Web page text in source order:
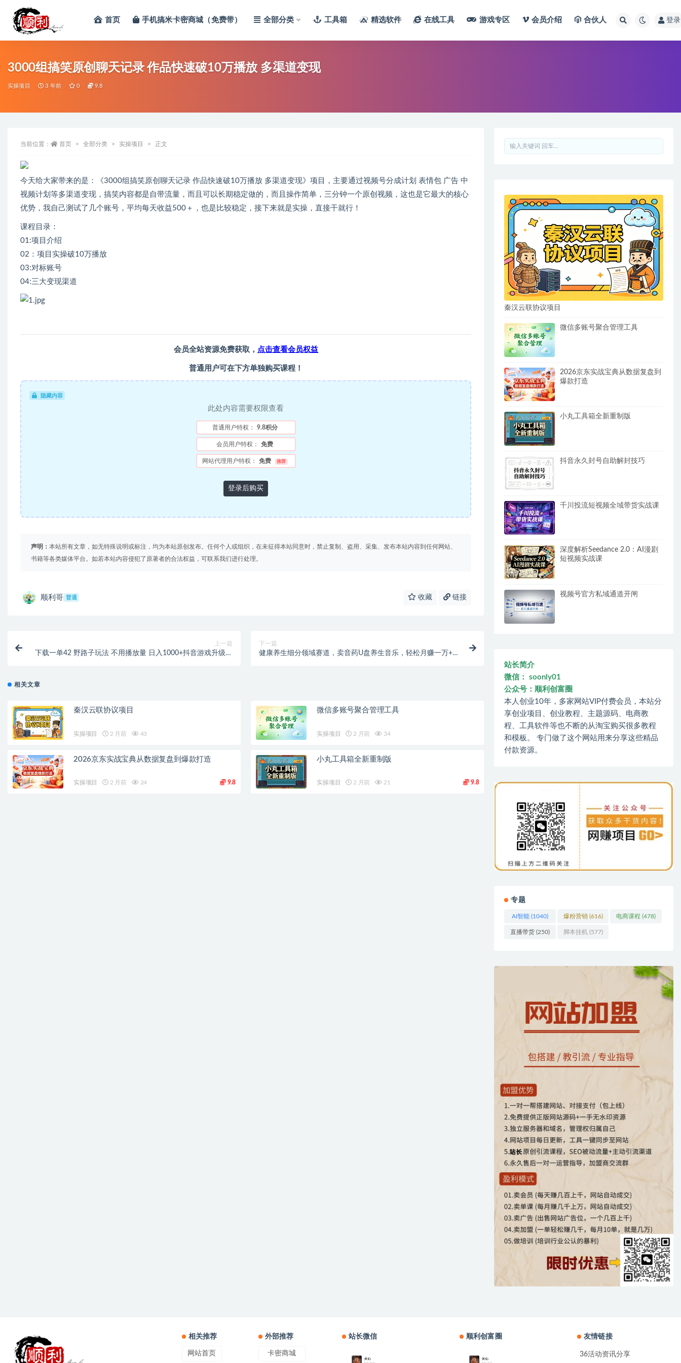
首页 手机搞米卡密商城（免费带） 全部分类 工具箱 精选软件 在线工具 游戏专区 会员介绍 合伙人 登录
3000组搞笑原创聊天记录 作品快速破10万播放 多渠道变现
实操项目 3 年前 0 9.8
当前位置： 首页 全部分类 实操项目 正文
今天给大家带来的是：《3000组搞笑原创聊天记录 作品快速破10万播放 多渠道变现》项目，主要通过视频号分成计划 表情包 广告 中
视频计划等多渠道变现，搞笑内容都是自带流量，而且可以长期稳定做的，而且操作简单，三分钟一个原创视频，这也是它最大的核心
优势，我自己测试了几个账号，平均每天收益500＋，也是比较稳定，接下来就是实操，直接干就行！
课程目录：
01:项目介绍
02：项目实操破10万播放
03:对标账号
04:三大变现渠道
会员全站资源免费获取， 点击查看会员权益
普通用户可在下方单独购买课程！
隐藏内容
此处内容需要权限查看
普通用户特权： 9.8积分
会员用户特权： 免费
网站代理用户特权： 免费 推荐
登录后购买
声明： 本站所有文章，如无特殊说明或标注，均为本站原创发布。任何个人或组织，在未征得本站同意时，禁止复制、盗用、采集、发布本站内容到任何网站、
书籍等各类媒体平台。如若本站内容侵犯了原著者的合法权益，可联系我们进行处理。
顺利哥 普通 收藏 链接
上一篇
下载一单42 野路子玩法 不用播放量 日入1000+抖音游戏升级玩
下一篇
健康养生细分领域赛道，卖音药U盘养生音乐，轻松月赚一万+，
相关文章
秦汉云联协议项目
实操项目 2 月前 43
微信多账号聚合管理工具
实操项目 2 月前 34
2026京东实战宝典从数据复盘到爆款打造
实操项目 2 月前 24 9.8
小丸工具箱全新重制版
实操项目 2 月前 21 9.8
秦汉云联协议项目
微信多账号聚合管理工具
2026京东实战宝典从数据复盘到
爆款打造
小丸工具箱全新重制版
抖音永久封号自助解封技巧
千川投流短视频全域带货实战课
深度解析Seedance 2.0：AI漫剧
短视频实战课
视频号官方私域通道开闸
站长简介
微信： soonly01
公众号：顺利创富圈
本人创业10年，多家网站VIP付费会员，本站分
享创业项目、创业教程、主题源码、电商教
程、工具软件等也不断的从淘宝购买很多教程
和模板。 专门做了这个网站用来分享这些精品
付款资源。
专题
AI智能 (1040) 爆粉营销(616) 电商课程 (478)
直播带货 (250) 脚本挂机(577)
相关推荐
网站首页
外部推荐
卡密商城
站长微信 顺利创富圈 友情链接
36活动资讯分享